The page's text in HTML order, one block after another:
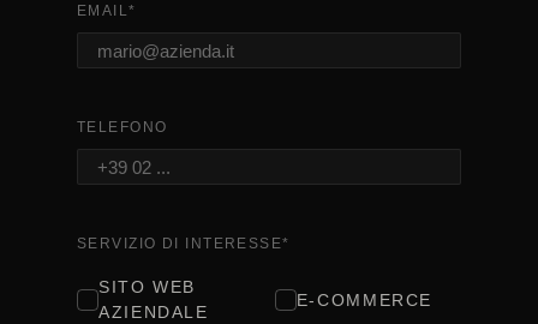
EMAIL*
TELEFONO
SERVIZIO DI INTERESSE*
SITO WEB
AZIENDALE
E-COMMERCE